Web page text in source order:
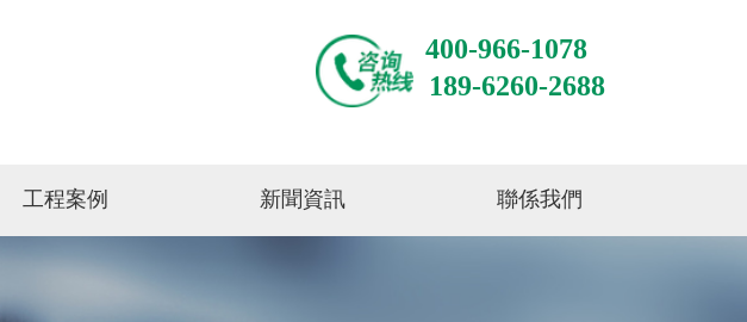
400-966-1078
189-6260-2688
工程案例 新聞資訊 聯係我們